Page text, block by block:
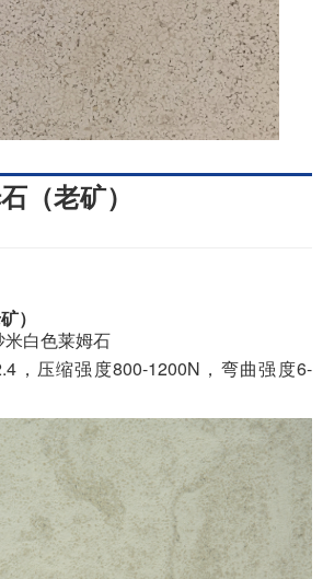
（老矿）
）
米白色莱姆石
，压缩强度800-1200N，弯曲强度6-